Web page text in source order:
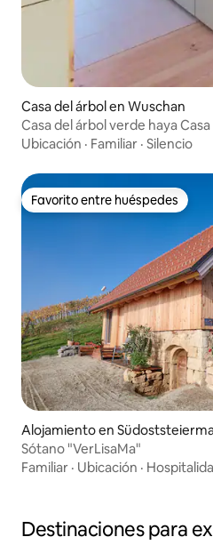
Casa del árbol en Wuschan
Casa del árbol verde haya
Ubicación · Familiar · Silencio
Favorito entre huéspedes
Favorito entre huéspedes
Alojamiento en
Sótano "VerLisaMa"
Familiar · Ubicación ·
Destinaciones para